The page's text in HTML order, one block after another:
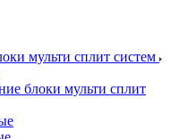
мульти сплит систем
блоки мульти сплит